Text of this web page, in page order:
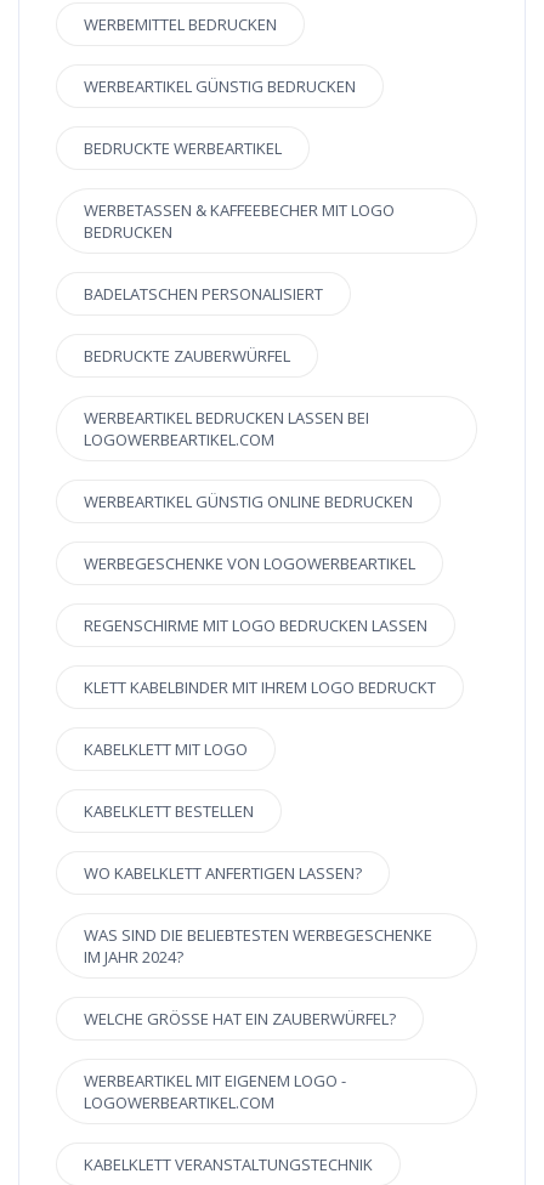
WERBEMITTEL BEDRUCKEN
WERBEARTIKEL GÜNSTIG BEDRUCKEN
BEDRUCKTE WERBEARTIKEL
WERBETASSEN & KAFFEEBECHER MIT LOGO
BEDRUCKEN
BADELATSCHEN PERSONALISIERT
BEDRUCKTE ZAUBERWÜRFEL
WERBEARTIKEL BEDRUCKEN LASSEN BEI
LOGOWERBEARTIKEL.COM
WERBEARTIKEL GÜNSTIG ONLINE BEDRUCKEN
WERBEGESCHENKE VON LOGOWERBEARTIKEL
REGENSCHIRME MIT LOGO BEDRUCKEN LASSEN
KLETT KABELBINDER MIT IHREM LOGO BEDRUCKT
KABELKLETT MIT LOGO
KABELKLETT BESTELLEN
WO KABELKLETT ANFERTIGEN LASSEN?
WAS SIND DIE BELIEBTESTEN WERBEGESCHENKE
IM JAHR 2024?
WELCHE GRÖSSE HAT EIN ZAUBERWÜRFEL?
WERBEARTIKEL MIT EIGENEM LOGO -
LOGOWERBEARTIKEL.COM
KABELKLETT VERANSTALTUNGSTECHNIK